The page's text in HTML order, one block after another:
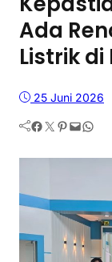
Ada
Listrik
25 Juni 2026
Facebook Twitter Pinterest Mail WhatsApp